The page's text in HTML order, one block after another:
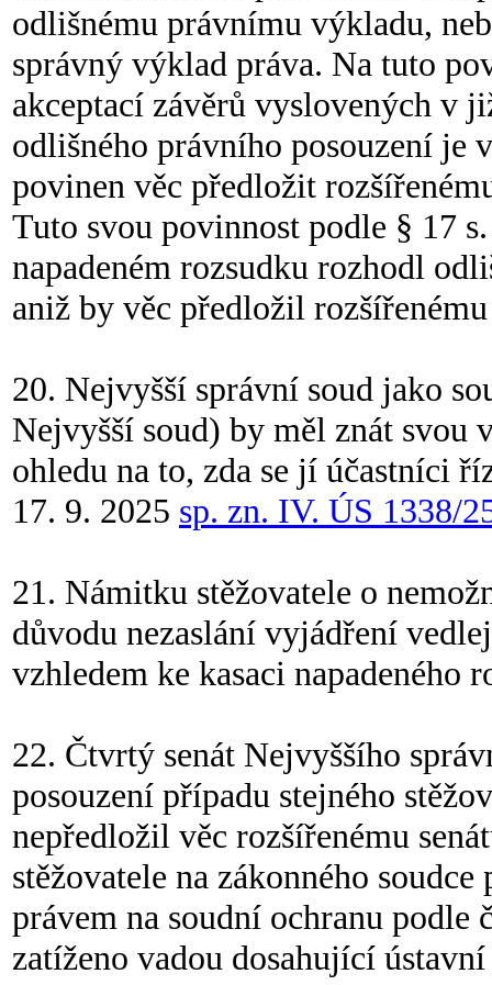
odlišnému právnímu výkladu,
správný výklad práva. Na tuto
akceptací závěrů vyslovených v
odlišného právního posouzení je
povinen věc předložit
Tuto svou povinnost podle § 17
napadeném rozsudku rozhodl
aniž by věc předložil
20. Nejvyšší správní soud jako
Nejvyšší soud) by měl znát svou
ohledu na to, zda se jí účastníci
17. 9. 2025 sp. zn. IV. ÚS 1338/
21. Námitku stěžovatele o
důvodu nezaslání vyjádření
vzhledem ke kasaci napadeného
22. Čtvrtý senát Nejvyššího
posouzení případu stejného
nepředložil věc rozšířenému
stěžovatele na zákonného
právem na soudní ochranu
zatíženo vadou dosahující